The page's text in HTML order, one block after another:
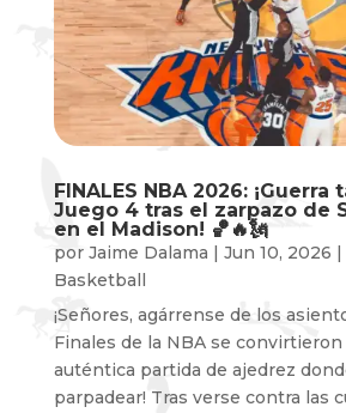
FINALES NBA 2026: ¡Guerra
Juego 4 tras el zarpazo de
en el Madison! 🏀🔥🗽
por Jaime Dalama | Jun 10, 2026 |
Basketball
¡Señores, agárrense de los
Finales de la NBA se
auténtica partida de ajedrez
parpadear! Tras verse contra las